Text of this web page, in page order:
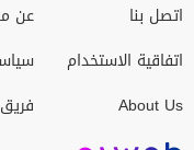
اتصل بنا
اتفاقية الاستخدام
About Us
عن